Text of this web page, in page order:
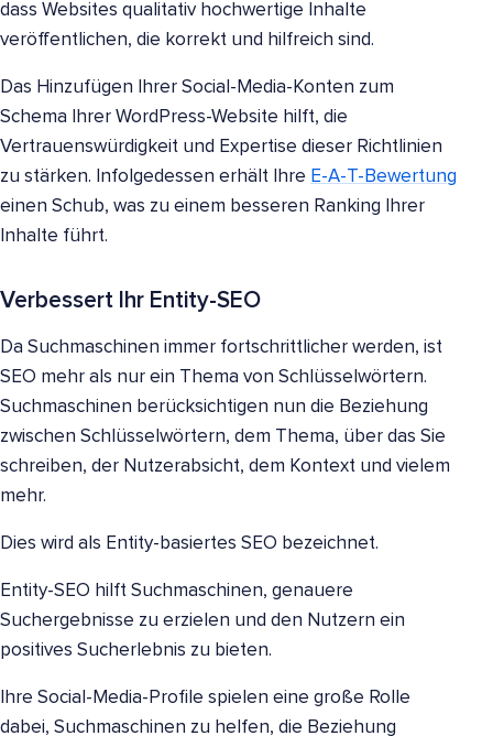
dass Websites qualitativ hochwertige Inhalte
veröffentlichen, die korrekt und hilfreich sind.
Das Hinzufügen Ihrer Social-Media-Konten zum
Schema Ihrer WordPress-Website hilft, die
Vertrauenswürdigkeit und Expertise dieser Richtlinien
zu stärken. Infolgedessen erhält Ihre E-A-T-Bewertung
einen Schub, was zu einem besseren Ranking Ihrer
Inhalte führt.
Verbessert Ihr Entity-SEO
Da Suchmaschinen immer fortschrittlicher werden, ist
SEO mehr als nur ein Thema von Schlüsselwörtern.
Suchmaschinen berücksichtigen nun die Beziehung
zwischen Schlüsselwörtern, dem Thema, über das Sie
schreiben, der Nutzerabsicht, dem Kontext und vielem
mehr.
Dies wird als Entity-basiertes SEO bezeichnet.
Entity-SEO hilft Suchmaschinen, genauere
Suchergebnisse zu erzielen und den Nutzern ein
positives Sucherlebnis zu bieten.
Ihre Social-Media-Profile spielen eine große Rolle
dabei, Suchmaschinen zu helfen, die Beziehung